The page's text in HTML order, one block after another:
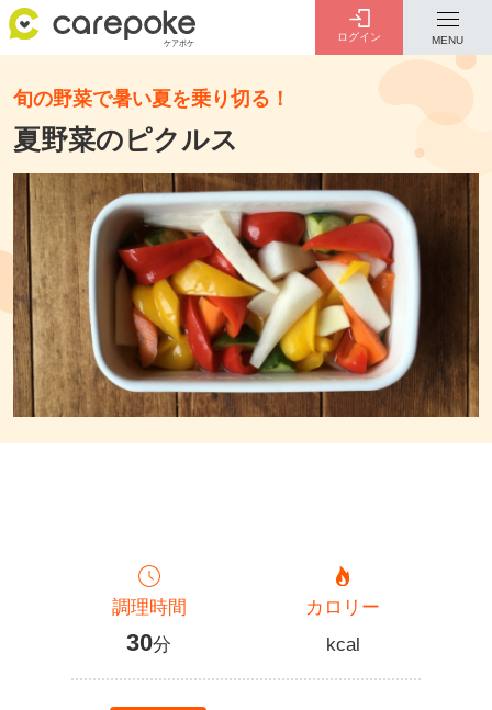
ログイン MENU
会員登録
カテゴリー 全ての記事
介護 お金のこと 病院・施設 介護保険制度
カテゴリー一覧 よくあるご質問
旬の野菜で暑い夏を乗り切る！
夏野菜のピクルス
調理時間
30分
カロリー
kcal